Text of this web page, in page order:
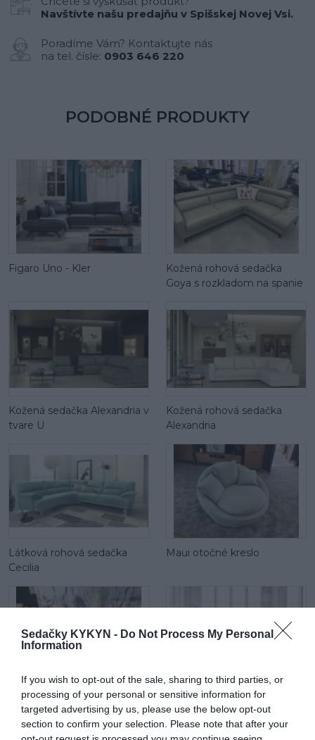
Sedačky KYKYN - Do Not Process My Personal
Information
If you wish to opt-out of the sale, sharing to third parties, or
processing of your personal or sensitive information for
targeted advertising by us, please use the below opt-out
section to confirm your selection. Please note that after your
Navštívte našu predajňu v Spišskej Novej Vsi.
Poradíme Vám? Kontaktujte nás
na tel. čísle: 0903 646 220
PODOBNÉ PRODUKTY
Figaro Uno - Kler
Kožená rohová sedačka
Goya s rozkladom na spanie
Kožená sedačka Alexandria v
tvare U
Kožená rohová sedačka
Alexandria
Látková rohová sedačka
Cecilia
Maui otočné kreslo
Maui mega 2 sed
Látková rohová sedačka Be
true